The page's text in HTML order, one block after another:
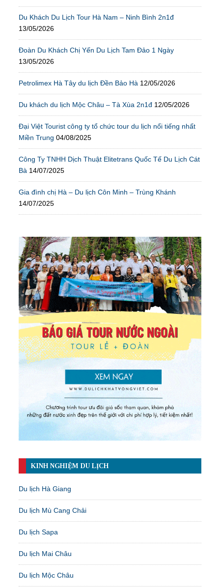
Du Khách Du Lịch Tour Hà Nam – Ninh Bình 2n1đ
13/05/2026
Đoàn Du Khách Chị Yến Du Lịch Tam Đảo 1 Ngày
13/05/2026
Petrolimex Hà Tây du lịch Đền Bảo Hà 12/05/2026
Du khách du lịch Mộc Châu – Tà Xùa 2n1đ 12/05/2026
Đại Việt Tourist công ty tổ chức tour du lịch nổi tiếng nhất
Miền Trung 04/08/2025
Công Ty TNHH Dịch Thuật Elitetrans Quốc Tế Du Lịch Cát
Bà 14/07/2025
Gia đình chị Hà – Du lịch Côn Minh – Trùng Khánh
14/07/2025
KINH NGHIỆM DU LỊCH
Du lịch Hà Giang
Du lịch Mù Cang Chải
Du lịch Sapa
Du lịch Mai Châu
Du lịch Mộc Châu